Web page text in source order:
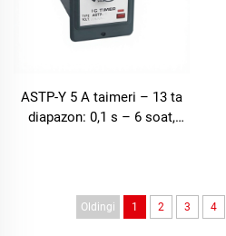
ASTP-Y 5 A taimeri – 13 ta
diapazon: 0,1 s – 6 soat,
Oldingi 1 2 3 4